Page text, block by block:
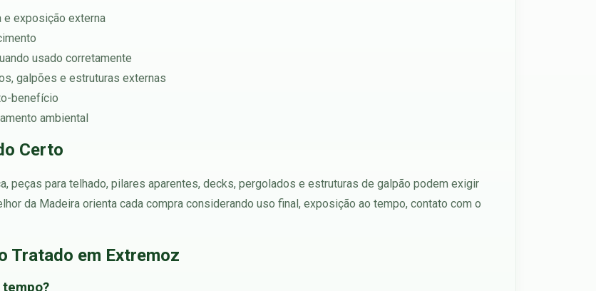
e exposição externa
usado corretamente
galpões e estruturas externas
benefício
ambiental
Certo
peças para telhado, pilares aparentes, decks, pergolados e estruturas de galpão podem exigir
da Madeira orienta cada compra considerando uso final, exposição ao tempo, contato com o
Tratado em Extremoz